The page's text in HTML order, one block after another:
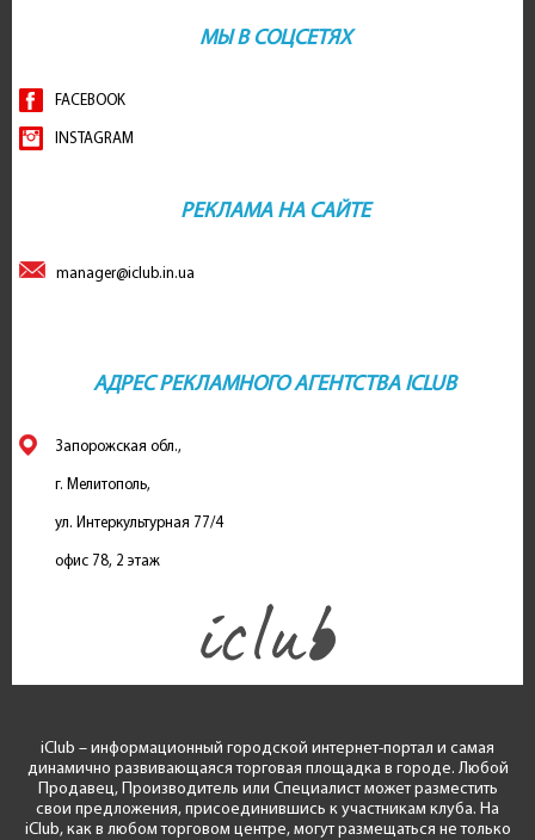
МЫ В СОЦСЕТЯХ
FACEBOOK
INSTAGRAM
РЕКЛАМА НА САЙТЕ
manager@iclub.in.ua
АДРЕС РЕКЛАМНОГО АГЕНТСТВА ICLUB
Запорожская обл.,
г. Мелитополь,
ул. Интеркультурная 77/4
офис 78, 2 этаж
iClub – информационный городской интернет-портал и самая
динамично развивающаяся торговая площадка в городе. Любой
Продавец, Производитель или Специалист может разместить
свои предложения, присоединившись к участникам клуба. На
iClub, как в любом торговом центре, могут размещаться не только